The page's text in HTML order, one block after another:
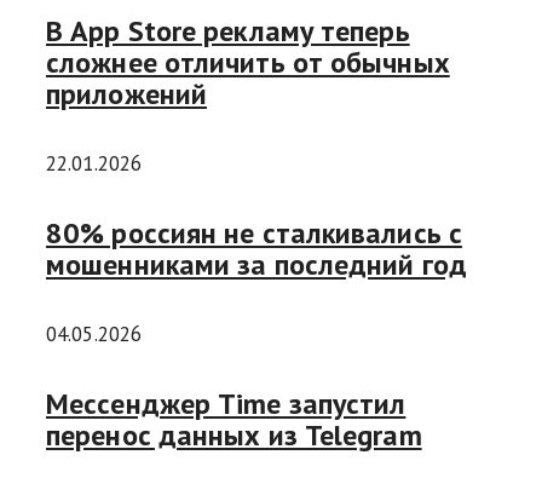
В App Store рекламу теперь
сложнее отличить от обычных
приложений
22.01.2026
80% россиян не сталкивались с
мошенниками за последний год
04.05.2026
Мессенджер Time запустил
перенос данных из Telegram